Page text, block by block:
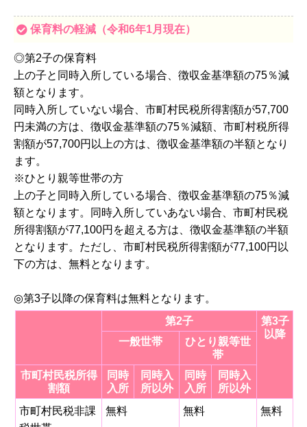
保育料の軽減（令和6年1月現在）
◎第2子の保育料
上の子と同時入所している場合、徴収金基準額の75％減
額となります。
同時入所していない場合、市町村民税所得割額が57,700
円未満の方は、徴収金基準額の75％減額、市町村税所得
割額が57,700円以上の方は、徴収金基準額の半額となり
ます。
※ひとり親等世帯の方
上の子と同時入所している場合、徴収金基準額の75％減
額となります。同時入所していあない場合、市町村民税
所得割額が77,100円を超える方は、徴収金基準額の半額
となります。ただし、市町村民税所得割額が77,100円以
下の方は、無料となります。
◎第3子以降の保育料は無料となります。
第2子
第3子
以降
一般世帯
ひとり親等世
帯
市町村民税所得
割額
同時
入所
同時入
所以外
同時
入所
同時入
所以外
市町村民税非課
無料 無料 無料